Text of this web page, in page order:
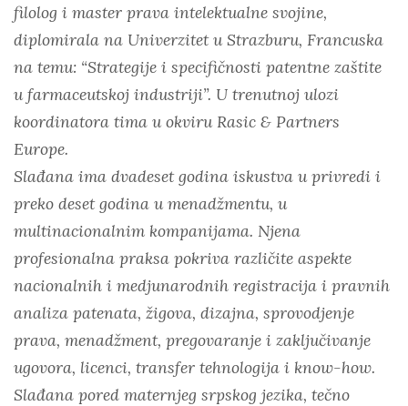
filolog i master prava intelektualne svojine,
diplomirala na Univerzitet u Strazburu, Francuska
na temu: “Strategije i specifičnosti patentne zaštite
u farmaceutskoj industriji”. U trenutnoj ulozi
koordinatora tima u okviru Rasic & Partners
Europe.
Slađana ima dvadeset godina iskustva u privredi i
preko deset godina u menadžmentu, u
multinacionalnim kompanijama. Njena
profesionalna praksa pokriva različite aspekte
nacionalnih i medjunarodnih registracija i pravnih
analiza patenata, žigova, dizajna, sprovodjenje
prava, menadžment, pregovaranje i zaključivanje
ugovora, licenci, transfer tehnologija i know-how.
Slađana pored maternjeg srpskog jezika, tečno